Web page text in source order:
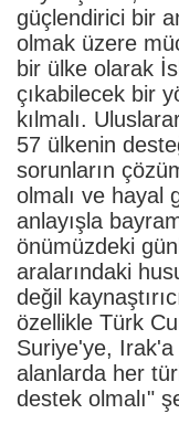
güçlendirici bir
olmak üzere
bir ülke olarak
çıkabilecek bir
kılmalı.
57 ülkenin
sorunların
olmalı ve hayal
anlayışla
önümüzdeki
aralarındaki
değil
özellikle Türk
Suriye'ye, Irak'a
alanlarda her
destek olmalı"